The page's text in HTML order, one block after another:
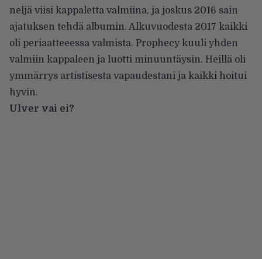
neljä viisi kappaletta valmiina, ja joskus 2016 sain
ajatuksen tehdä albumin. Alkuvuodesta 2017 kaikki
oli periaatteeessa valmista. Prophecy kuuli yhden
valmiin kappaleen ja luotti minuuntäysin. Heillä oli
ymmärrys artistisesta vapaudestani ja kaikki hoitui
hyvin.
Ulver vai ei?